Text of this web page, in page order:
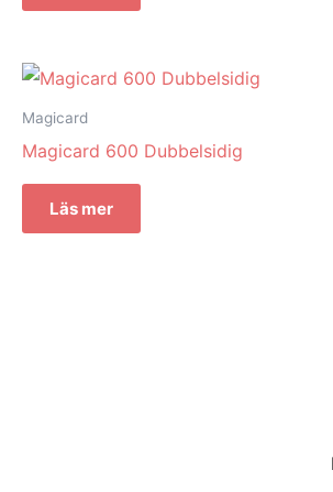
Magicard
Magicard 600 Dubbelsidig
Läs mer